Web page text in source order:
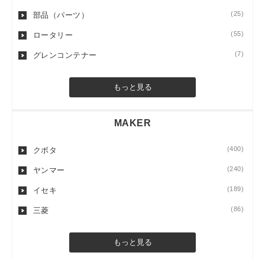
部品（パーツ） (25)
ロータリー (55)
グレンコンテナー (7)
もっと見る
MAKER
クボタ (400)
ヤンマー (240)
イセキ (189)
三菱 (86)
もっと見る